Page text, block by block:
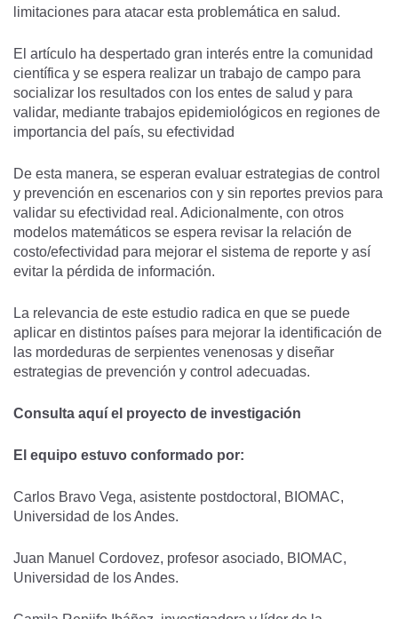
limitaciones para atacar esta problemática en salud.
El artículo ha despertado gran interés entre la comunidad
científica y se espera realizar un trabajo de campo para
socializar los resultados con los entes de salud y para
validar, mediante trabajos epidemiológicos en regiones de
importancia del país, su efectividad
De esta manera, se esperan evaluar estrategias de control
y prevención en escenarios con y sin reportes previos para
validar su efectividad real. Adicionalmente, con otros
modelos matemáticos se espera revisar la relación de
costo/efectividad para mejorar el sistema de reporte y así
evitar la pérdida de información.
La relevancia de este estudio radica en que se puede
aplicar en distintos países para mejorar la identificación de
las mordeduras de serpientes venenosas y diseñar
estrategias de prevención y control adecuadas.
Consulta aquí el proyecto de investigación
El equipo estuvo conformado por:
Carlos Bravo Vega, asistente postdoctoral, BIOMAC,
Universidad de los Andes.
Juan Manuel Cordovez, profesor asociado, BIOMAC,
Universidad de los Andes.